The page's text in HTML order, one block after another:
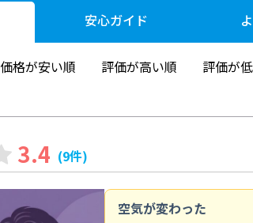
安心ガイド
価格が安い順 評価が高い順 評価が
3.4 (9件)
空気が変わった